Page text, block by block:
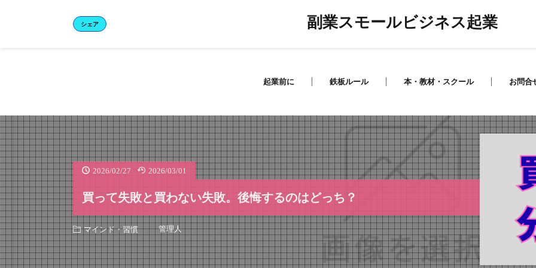
副業スモールビジネス起業
シェア
起業前に 鉄板ルール 本・教材・スクール お問合
2026/02/27 2026/03/01
買って失敗と買わない失敗。後悔するのはどっち？
マインド・習慣 管理人